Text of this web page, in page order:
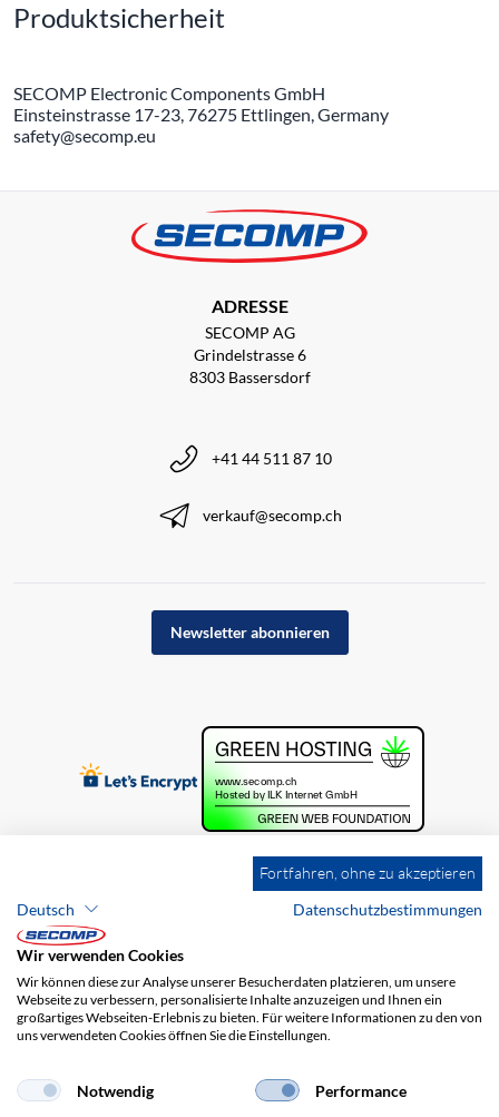
Produktsicherheit
SECOMP Electronic Components GmbH
Einsteinstrasse 17-23, 76275 Ettlingen, Germany
safety@secomp.eu
ADRESSE
SECOMP AG
Grindelstrasse 6
8303 Bassersdorf
+41 44 511 87 10
verkauf@secomp.ch
Newsletter abonnieren
Brands Impressum
AGB
Haftungsausschluss
Versandkosten
Fortfahren, ohne zu akzeptieren
Deutsch
Datenschutzbestimmungen
Wir verwenden Cookies
Wir können diese zur Analyse unserer Besucherdaten platzieren, um unsere
Webseite zu verbessern, personalisierte Inhalte anzuzeigen und Ihnen ein
großartiges Webseiten-Erlebnis zu bieten. Für weitere Informationen zu den von
uns verwendeten Cookies öffnen Sie die Einstellungen.
Notwendig Performance